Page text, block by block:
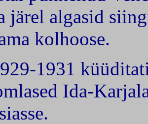
järel algasid
kolhoose.
1931
Ida-